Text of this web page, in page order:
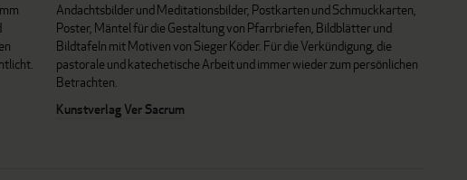
Andachtsbilder und Meditationsbilder, Postkarten und Schmuckkarten,
Poster, Mäntel für die Gestaltung von Pfarrbriefen, Bildblätter und
Bildtafeln mit Motiven von Sieger Köder. Für die Verkündigung, die
pastorale und katechetische Arbeit und immer wieder zum persönlichen
Betrachten.
Kunstverlag Ver Sacrum